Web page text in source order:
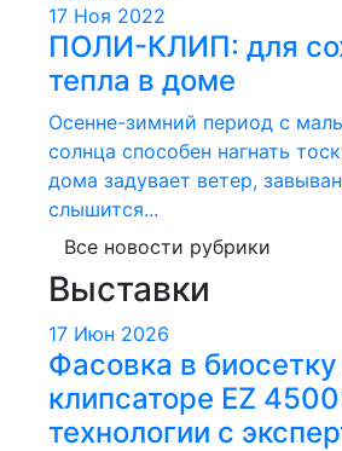
17 Ноя 2022
ПОЛИ-КЛИП: для
тепла в доме
Осенне-зимний период с
солнца способен нагнать
дома задувает ветер,
слышится...
Все новости рубрики
Выставки
17 Июн 2026
Фасовка в биосетку
клипсаторе EZ
технологии с